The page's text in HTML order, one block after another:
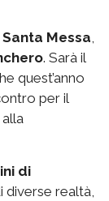
Santa Messa,
. Sarà il
quest’anno
per il
di
diverse realtà,